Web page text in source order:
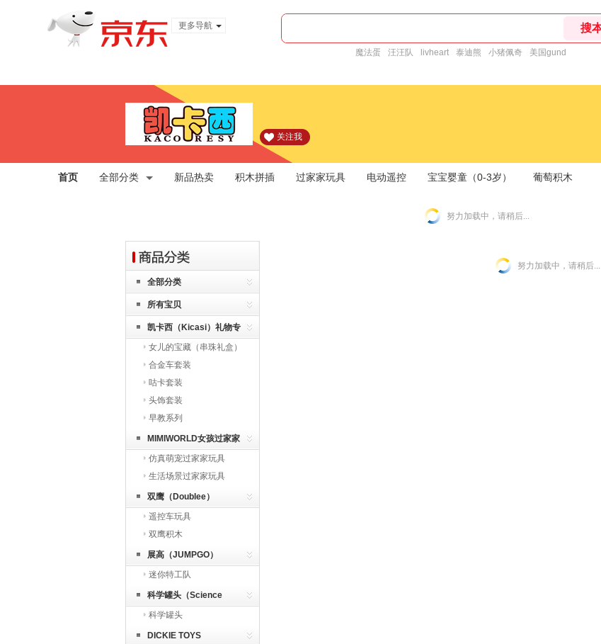
更多导航
魔法蛋 汪汪队 livheart 泰迪熊 小猪佩奇 美国gund
关注我
首页 全部分类 新品热卖 积木拼插 过家家玩具 电动遥控 宝宝婴童（0-3岁） 葡萄积木
努力加载中，请稍后...
全部分类
所有宝贝
凯卡西（Kicasi）礼物专
区
女儿的宝藏（串珠礼盒）
合金车套装
咕卡套装
头饰套装
早教系列
MIMIWORLD女孩过家家
仿真萌宠过家家玩具
生活场景过家家玩具
双鹰（Doublee）
遥控车玩具
双鹰积木
展高（JUMPGO）
迷你特工队
科学罐头（Science
can）
科学罐头
DICKIE TOYS
努力加载中，请稍后...